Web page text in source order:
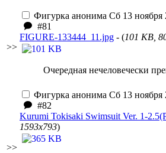
>>
Фигурка анонима Сб 13 ноября
#81
FIGURE-133444_11.jpg - (101 KB,
Очередная нечеловечески
>>
Фигурка анонима Сб 13 ноября
#82
Kurumi Tokisaki Swimsuit Ver. 1-
1593x793)